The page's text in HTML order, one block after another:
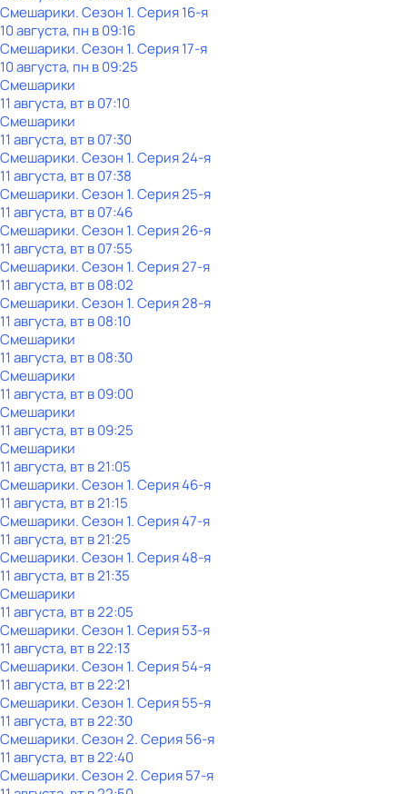
Смешарики. Сезон 1. Серия 16-я
10 августа, пн в 09:16
Смешарики. Сезон 1. Серия 17-я
10 августа, пн в 09:25
Смешарики
11 августа, вт в 07:10
Смешарики
11 августа, вт в 07:30
Смешарики. Сезон 1. Серия 24-я
11 августа, вт в 07:38
Смешарики. Сезон 1. Серия 25-я
11 августа, вт в 07:46
Смешарики. Сезон 1. Серия 26-я
11 августа, вт в 07:55
Смешарики. Сезон 1. Серия 27-я
11 августа, вт в 08:02
Смешарики. Сезон 1. Серия 28-я
11 августа, вт в 08:10
Смешарики
11 августа, вт в 08:30
Смешарики
11 августа, вт в 09:00
Смешарики
11 августа, вт в 09:25
Смешарики
11 августа, вт в 21:05
Смешарики. Сезон 1. Серия 46-я
11 августа, вт в 21:15
Смешарики. Сезон 1. Серия 47-я
11 августа, вт в 21:25
Смешарики. Сезон 1. Серия 48-я
11 августа, вт в 21:35
Смешарики
11 августа, вт в 22:05
Смешарики. Сезон 1. Серия 53-я
11 августа, вт в 22:13
Смешарики. Сезон 1. Серия 54-я
11 августа, вт в 22:21
Смешарики. Сезон 1. Серия 55-я
11 августа, вт в 22:30
Смешарики. Сезон 2. Серия 56-я
11 августа, вт в 22:40
Смешарики. Сезон 2. Серия 57-я